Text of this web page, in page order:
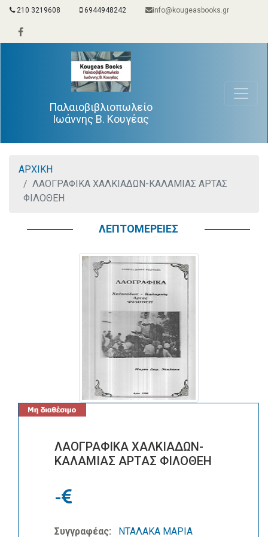
210 3219608 6944948242 info@kougeasbooks.gr
Παλαιοβιβλιοπωλείο
Ιωάννης Β. Κουγέας
ΑΡΧΙΚΗ
ΛΑΟΓΡΑΦΙΚΑ ΧΑΛΚΙΑΔΩΝ-ΚΑΛΑΜΙΑΣ ΑΡΤΑΣ
ΦΙΛΟΘΕΗ
ΛΕΠΤΟΜΕΡΕΙΕΣ
ΛΑΟΓΡΑΦΙΚΑ ΧΑΛΚΙΑΔΩΝ-
ΚΑΛΑΜΙΑΣ ΑΡΤΑΣ ΦΙΛΟΘΕΗ
-
Συγγραφέας: ΝΤΑΛΑΚΑ ΜΑΡΙΑ